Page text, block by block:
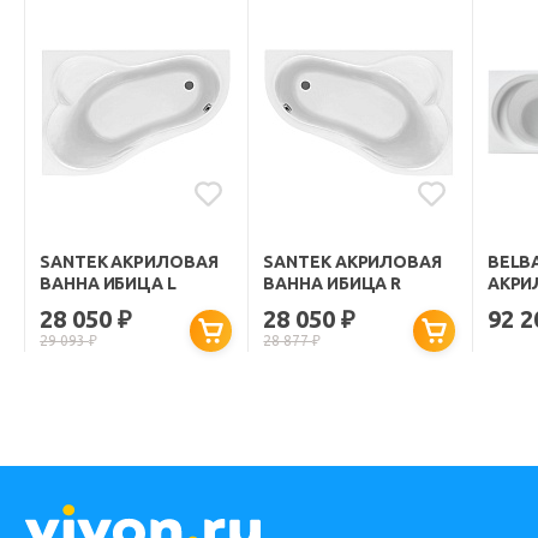
SANTEK АКРИЛОВАЯ
ВАННА ИБИЦА L
28 050₽
29 093₽
SANTEK АКРИЛОВАЯ
ВАННА ИБИЦА R
28 050₽
28 877₽
92